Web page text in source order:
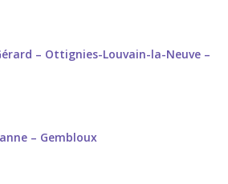
– Ottignies-Louvain-la-Neuve –
– Gembloux